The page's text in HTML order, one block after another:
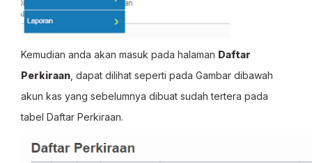
Kemudian anda akan masuk pada halaman Daftar
Perkiraan , dapat dilihat seperti pada Gambar dibawah
akun kas yang sebelumnya dibuat sudah tertera pada
tabel Daftar Perkiraan.